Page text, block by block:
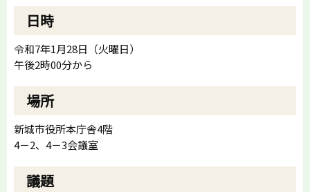
日時
令和7年1月28日（火曜日）
午後2時00分から
場所
新城市役所本庁舎4階
4－2、4－3会議室
議題